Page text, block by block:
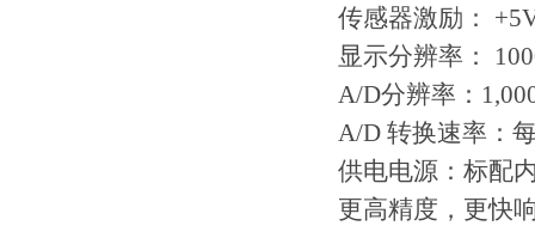
传感器激励：
显示分辨率：
A/D分辨率：
A/D 转换速率：
供电电源：标配
更高精度，更快